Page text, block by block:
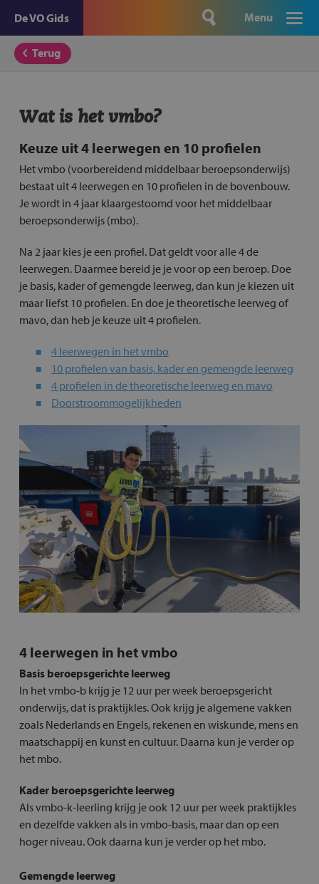
De VO Gids Menu
Terug
Wat is het vmbo?
Keuze uit 4 leerwegen en 10 profielen
Het vmbo (voorbereidend middelbaar beroepsonderwijs)
bestaat uit 4 leerwegen en 10 profielen in de bovenbouw.
Je wordt in 4 jaar klaargestoomd voor het middelbaar
beroepsonderwijs (mbo).
Na 2 jaar kies je een profiel. Dat geldt voor alle 4 de
leerwegen. Daarmee bereid je je voor op een beroep. Doe
je basis, kader of gemengde leerweg, dan kun je kiezen uit
maar liefst 10 profielen. En doe je theoretische leerweg of
mavo, dan heb je keuze uit 4 profielen.
4 leerwegen in het vmbo
10 profielen van basis, kader en gemengde leerweg
4 profielen in de theoretische leerweg en mavo
Doorstroommogelijkheden
4 leerwegen in het vmbo
Basis beroepsgerichte leerweg
In het vmbo-b krijg je 12 uur per week beroepsgericht
onderwijs, dat is praktijkles. Ook krijg je algemene vakken
zoals Nederlands en Engels, rekenen en wiskunde, mens en
maatschappij en kunst en cultuur. Daarna kun je verder op
het mbo.
Kader beroepsgerichte leerweg
Als vmbo-k-leerling krijg je ook 12 uur per week praktijkles
en dezelfde vakken als in vmbo-basis, maar dan op een
hoger niveau. Ook daarna kun je verder op het mbo.
Gemengde leerweg